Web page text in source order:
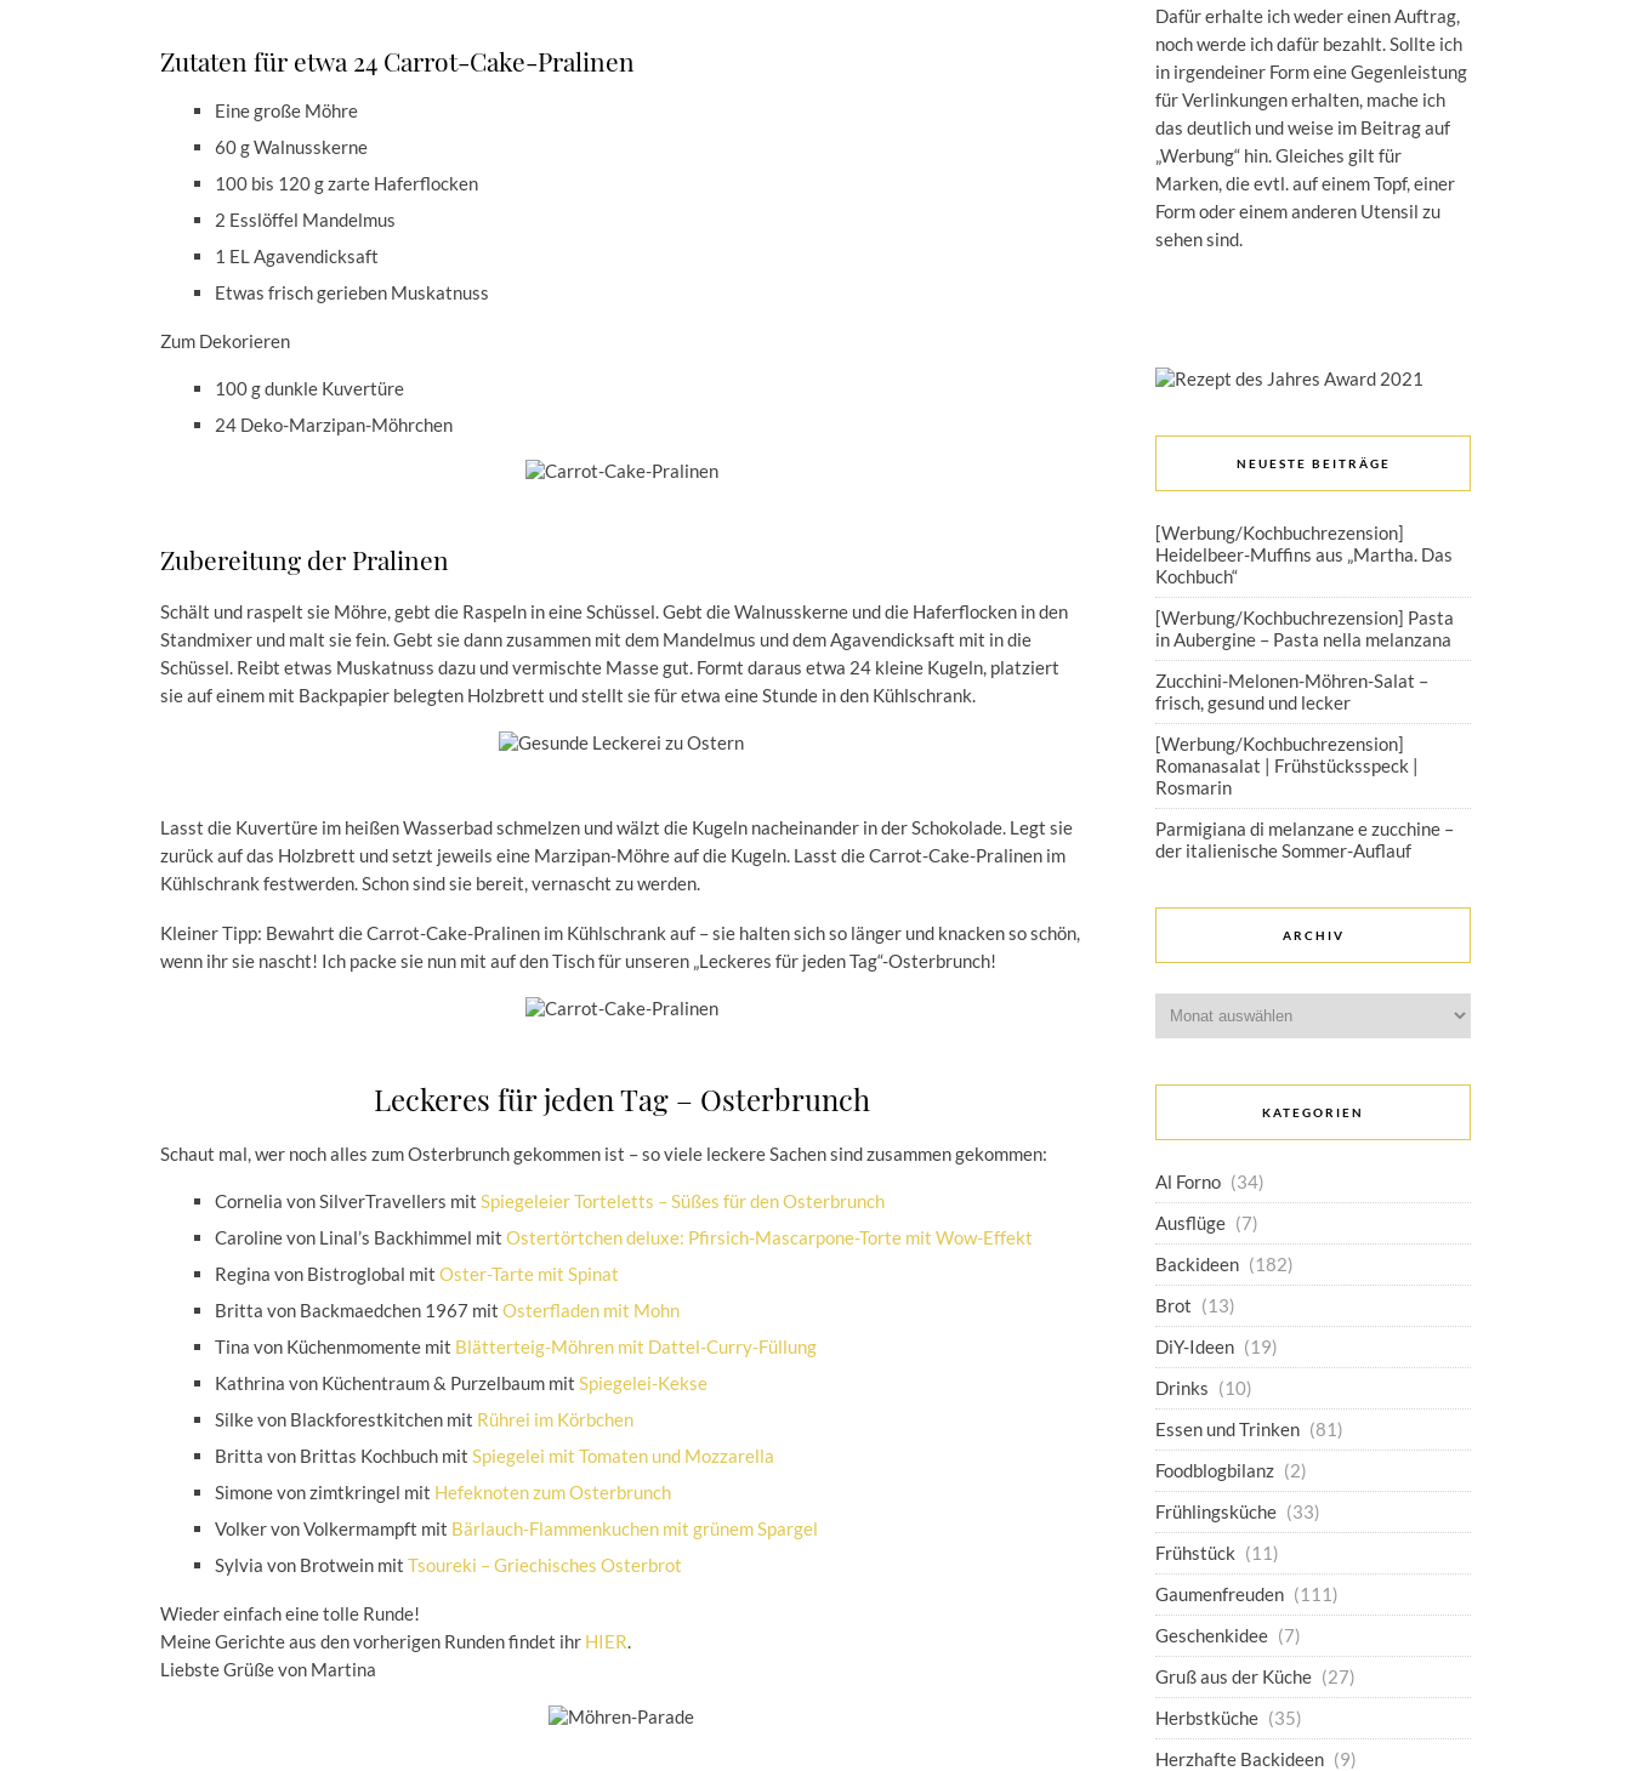
Zutaten für etwa 24 Carrot-Cake-Pralinen
Eine große Möhre
60 g Walnusskerne
100 bis 120 g zarte Haferflocken
2 Esslöffel Mandelmus
1 EL Agavendicksaft
Etwas frisch gerieben Muskatnuss
Zum Dekorieren
100 g dunkle Kuvertüre
24 Deko-Marzipan-Möhrchen
Zubereitung der Pralinen
Schält und raspelt sie Möhre, gebt die Raspeln in eine Schüssel. Gebt die Walnusskerne und die Haferflocken in den
Standmixer und malt sie fein. Gebt sie dann zusammen mit dem Mandelmus und dem Agavendicksaft mit in die
Schüssel. Reibt etwas Muskatnuss dazu und vermischte Masse gut. Formt daraus etwa 24 kleine Kugeln, platziert
sie auf einem mit Backpapier belegten Holzbrett und stellt sie für etwa eine Stunde in den Kühlschrank.
Lasst die Kuvertüre im heißen Wasserbad schmelzen und wälzt die Kugeln nacheinander in der Schokolade. Legt sie
zurück auf das Holzbrett und setzt jeweils eine Marzipan-Möhre auf die Kugeln. Lasst die Carrot-Cake-Pralinen im
Kühlschrank festwerden. Schon sind sie bereit, vernascht zu werden.
Kleiner Tipp: Bewahrt die Carrot-Cake-Pralinen im Kühlschrank auf – sie halten sich so länger und knacken so schön,
wenn ihr sie nascht! Ich packe sie nun mit auf den Tisch für unseren „Leckeres für jeden Tag“-Osterbrunch!
Leckeres für jeden Tag – Osterbrunch
Schaut mal, wer noch alles zum Osterbrunch gekommen ist – so viele leckere Sachen sind zusammen gekommen:
Cornelia von SilverTravellers mit Spiegeleier Torteletts – Süßes für den Osterbrunch
Caroline von Linal’s Backhimmel mit Ostertörtchen deluxe: Pfirsich-Mascarpone-Torte mit Wow-Effekt
Regina von Bistroglobal mit Oster-Tarte mit Spinat
Britta von Backmaedchen 1967 mit Osterfladen mit Mohn
Tina von Küchenmomente mit Blätterteig-Möhren mit Dattel-Curry-Füllung
Kathrina von Küchentraum & Purzelbaum mit Spiegelei-Kekse
Silke von Blackforestkitchen mit Rührei im Körbchen
Britta von Brittas Kochbuch mit Spiegelei mit Tomaten und Mozzarella
Simone von zimtkringel mit Hefeknoten zumOsterbrunch
Volker von Volkermampft mit Bärlauch-Flammenkuchen mit grünem Spargel
Sylvia von Brotwein mit Tsoureki – Griechisches Osterbrot
Wieder einfach eine tolle Runde!
Meine Gerichte aus den vorherigen Runden findet ihr HIER.
Liebste Grüße von Martina
Dafür erhalte ich weder einen Auftrag,
noch werde ich dafür bezahlt. Sollte ich
in irgendeiner Form eine Gegenleistung
für Verlinkungen erhalten, mache ich
das deutlich und weise im Beitrag auf
„Werbung“ hin. Gleiches gilt für
Marken, die evtl. auf einem Topf, einer
Form oder einem anderen Utensil zu
sehen sind.
NEUESTE BEITRÄGE
[Werbung/Kochbuchrezension]
Heidelbeer-Muffins aus „Martha. Das
Kochbuch“
[Werbung/Kochbuchrezension] Pasta
in Aubergine – Pasta nella melanzana
Zucchini-Melonen-Möhren-Salat –
frisch, gesund und lecker
[Werbung/Kochbuchrezension]
Romanasalat | Frühstücksspeck |
Rosmarin
Parmigiana di melanzane e zucchine –
der italienische Sommer-Auflauf
ARCHIV
KATEGORIEN
Al Forno (34)
Ausflüge (7)
Backideen (182)
Brot (13)
DiY-Ideen (19)
Drinks (10)
Essen und Trinken (81)
Foodblogbilanz (2)
Frühlingsküche (33)
Frühstück (11)
Gaumenfreuden (111)
Geschenkidee (7)
Gruß aus der Küche (27)
Herbstküche (35)
Herzhafte Backideen (9)